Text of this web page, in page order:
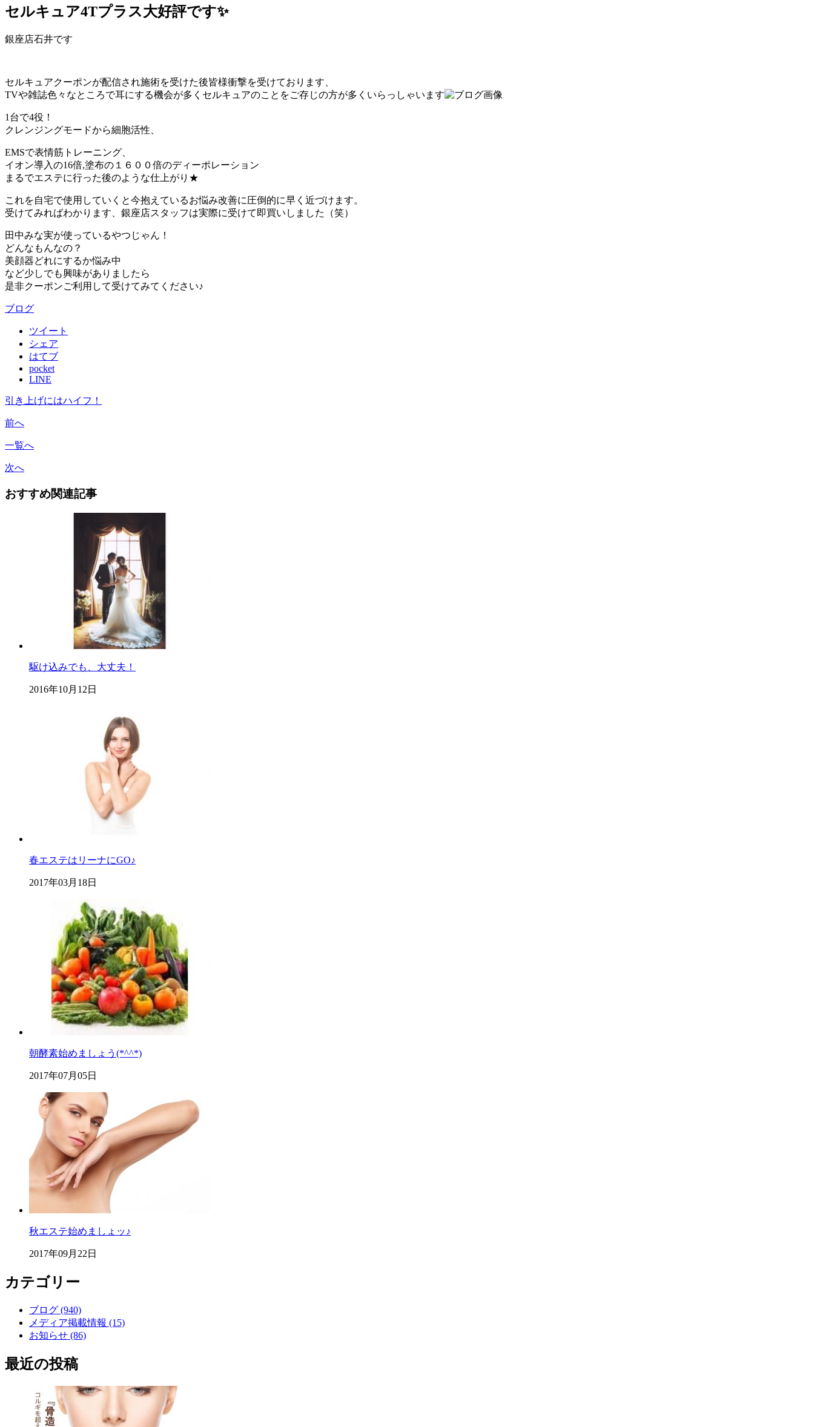
セルキュア4Tプラス大好評です✨
銀座店石井です
セルキュアクーポンが配信され施術を受けた後皆様衝撃を受けております、
TVや雑誌色々なところで耳にする機会が多く セルキュアのことをご存じの方が多くいらっしゃいます
1台で4役！
クレンジングモードから細胞活性、
EMSで表情筋トレーニング、
イオン導入の16倍,塗布の１６００倍のディーポレーション
まるでエステに行った後のような仕上がり★
これを自宅で使用していくと今抱えているお悩み改善に圧倒的に早く近づけます。
受けてみればわかります、銀座店スタッフは実際に受けて即買いしました（笑）
田中みな実が使っているやつじゃん！
どんなもんなの？
美顔器どれにするか悩み中
など少しでも興味がありましたら
是非クーポンご利用して受けてみてください♪
ブログ
ツイート
シェア
はてブ
pocket
LINE
引き上げにはハイフ！
前へ
一覧へ
次へ
おすすめ関連記事
駆け込みでも、大丈夫！
2016年10月12日
春エステはリーナにGO♪
2017年03月18日
朝酵素始めましょう(*^^*)
2017年07月05日
秋エステ始めましょッ♪
2017年09月22日
カテゴリー
ブログ (940)
メディア掲載情報 (15)
お知らせ (86)
最近の投稿